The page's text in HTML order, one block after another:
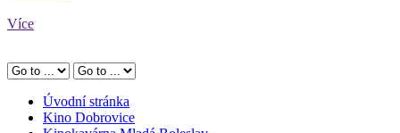
Více
Úvodní stránka
Kino Dobrovice